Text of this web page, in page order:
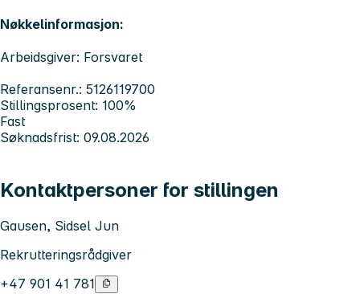
Nøkkelinformasjon:
Arbeidsgiver: Forsvaret
Referansenr.: 5126119700
Stillingsprosent: 100%
Fast
Søknadsfrist: 09.08.2026
Kontaktpersoner for stillingen
Gausen, Sidsel Jun
Rekrutteringsrådgiver
+47 901 41 781